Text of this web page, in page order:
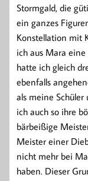
Stormgald, die
ein ganzes
Konstellation mit
ich aus Mara
hatte ich gleich
ebenfalls
als meine
ich auch so ihre
bärbeißige
Meister einer
nicht mehr bei
haben. Dieser